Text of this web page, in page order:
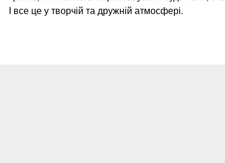
І все це у творчій та дружній атмосфері.